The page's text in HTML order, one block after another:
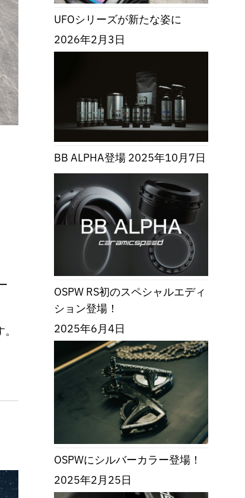
UFOシリーズが新たな姿に
2026年2月3日
BB ALPHA登場 2025年10月7日
OSPW RS初のスペシャルエディ
ション登場！
2025年6月4日
OSPWにシルバーカラー登場！
2025年2月25日